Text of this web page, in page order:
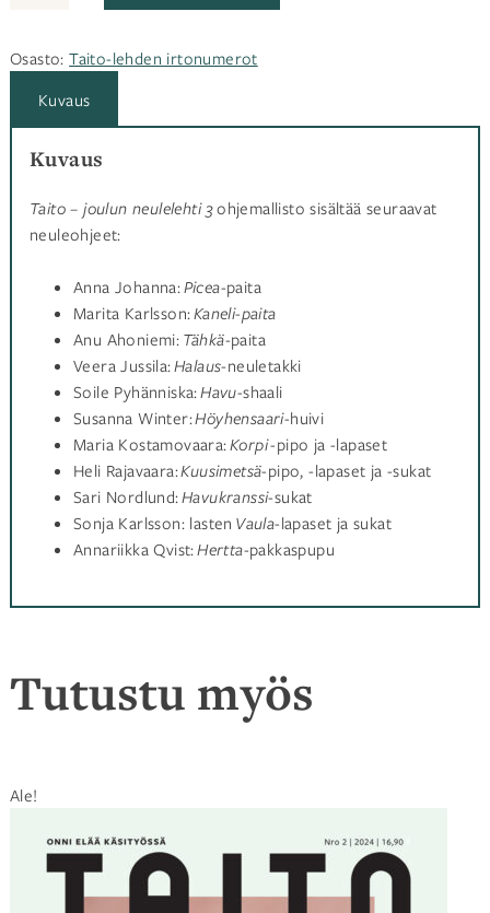
neulelehti
3
määrä
Osasto:Taito-lehden irtonumerot
Kuvaus
Kuvaus
Taito – joulun neulelehti 3ohjemallisto sisältää seuraavat
neuleohjeet:
Anna Johanna:Picea-paita
Marita Karlsson:Kaneli-paita
Anu Ahoniemi: Tähkä-paita
Veera Jussila:Halaus-neuletakki
Soile Pyhänniska:Havu-shaali
Susanna Winter:Höyhensaari-huivi
Maria Kostamovaara:Korpi-pipo ja -lapaset
Heli Rajavaara:Kuusimetsä-pipo, -lapaset ja -sukat
Sari Nordlund:Havukranssi-sukat
Sonja Karlsson: lasten Vaula-lapaset ja sukat
Annariikka Qvist:Hertta-pakkaspupu
Tutustu myös
Ale!